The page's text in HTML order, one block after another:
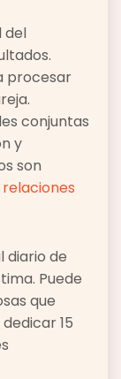
del
procesar
conjuntas
y
son
diario de
Puede
que
15